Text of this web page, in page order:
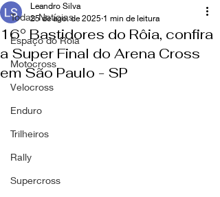
Todas Notícias
Espaço do Roia
Motocross
Velocross
Enduro
Trilheiros
Rally
Supercross
16° Bastidores do Rôia, confira
a Super Final do Arena Cross
em São Paulo - SP
Leandro Silva
25 de ago. de 2025 1 min de leitura